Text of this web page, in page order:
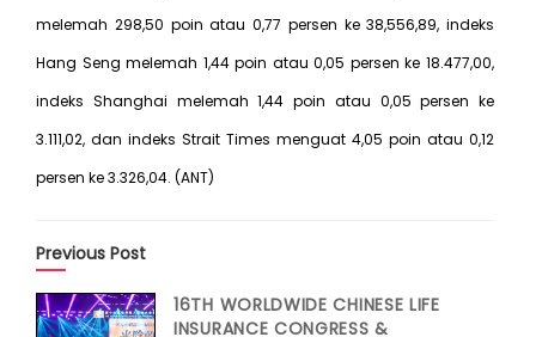
melemah 298,50 poin atau 0,77 persen ke 38,556,89, indeks
Hang Seng melemah 1,44 poin atau 0,05 persen ke 18.477,00,
indeks Shanghai melemah 1,44 poin atau 0,05 persen ke
3.111,02, dan indeks Strait Times menguat 4,05 poin atau 0,12
persen ke 3.326,04. (ANT)
Previous Post
16TH WORLDWIDE CHINESE LIFE
INSURANCE CONGRESS &